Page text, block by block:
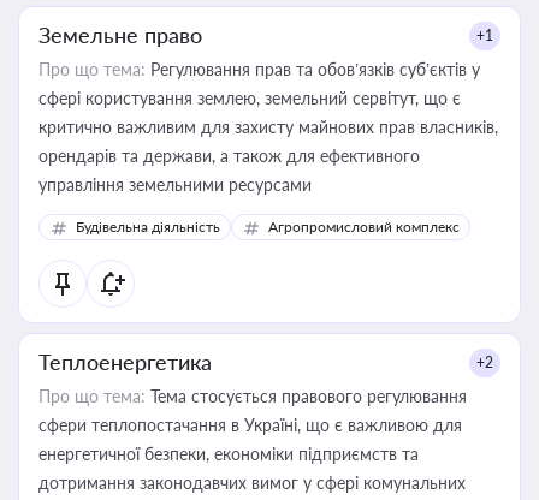
Земельне право +1
Про що тема: Регулювання прав та обов’язків суб’єктів у
сфері користування землею, земельний сервітут, що є
критично важливим для захисту майнових прав власників,
орендарів та держави, а також для ефективного
управління земельними ресурсами
Будівельна діяльність Агропромисловий комплекс
Теплоенергетика +2
Про що тема: Тема стосується правового регулювання
сфери теплопостачання в Україні, що є важливою для
енергетичної безпеки, економіки підприємств та
дотримання законодавчих вимог у сфері комунальних